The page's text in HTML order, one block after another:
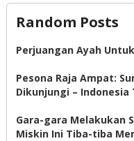
Random Posts
Perjuangan Ayah
Pesona Raja Ampat:
Dikunjungi – Indonesia
Gara-gara Melakukan
Miskin Ini Tiba-tiba